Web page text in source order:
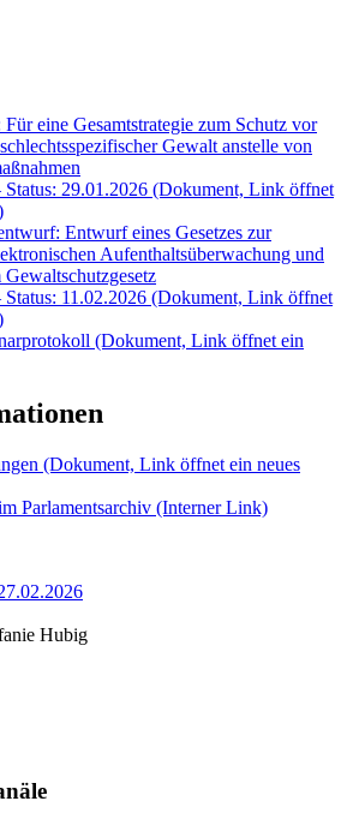
eine Gesamtstrategie zum Schutz vor
Gewalt anstelle von
29.01.2026 (Dokument, Link öffnet
Entwurf eines Gesetzes zur
Aufenthaltsüberwachung und
11.02.2026 (Dokument, Link öffnet
(Dokument, Link öffnet ein
(Dokument, Link öffnet ein neues
Parlamentsarchiv (Interner Link)
Hubig